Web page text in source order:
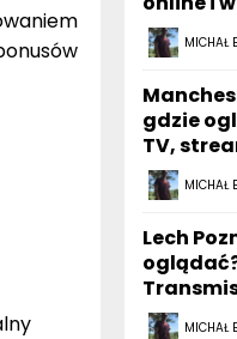
MICHAŁ
gdzie
TV,
MICHAŁ
Lech
MICHAŁ